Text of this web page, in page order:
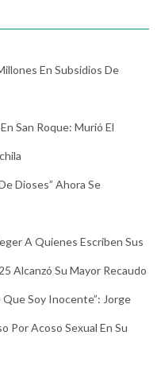
En Subsidios De
San Roque: Murió El
Dioses” Ahora Se
A Quienes Escriben Sus
Alcanzó Su Mayor Recaudo
Soy Inocente”: Jorge
Por Acoso Sexual En Su